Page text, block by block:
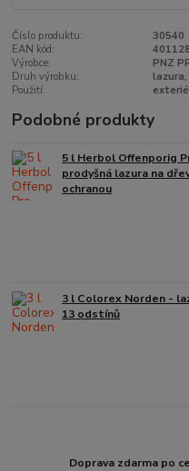
Číslo produktu:
30540
EAN kód:
Výrobce:
PNZ
Druh výrobku:
Použití:
Podobné produkty
5 l Herbol Offenporig
prodyšná lazura na
ochranou
3 l Colorex Norden -
13 odstínů
Doprava zdarma po